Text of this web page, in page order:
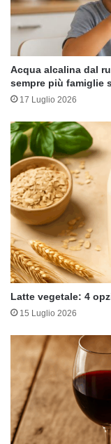
Acqua alcalina dal
sempre più famiglie
17 Luglio 2026
Latte vegetale: 4
15 Luglio 2026